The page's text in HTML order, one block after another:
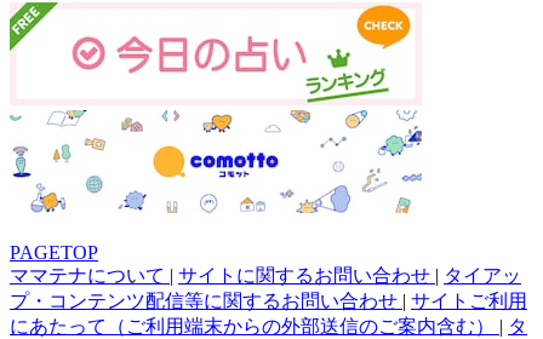
PAGETOP
ママテナについて | サイトに関するお問い合わせ | タイアッ
プ・コンテンツ配信等に関するお問い合わせ | サイトご利用
にあたって（ご利用端末からの外部送信のご案内含む） | タ